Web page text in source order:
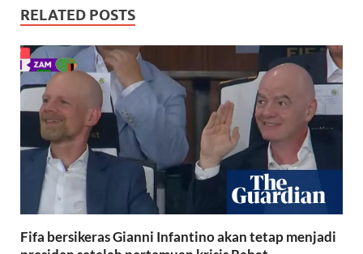
RELATED POSTS
Fifa bersikeras Gianni Infantino akan tetap menjadi